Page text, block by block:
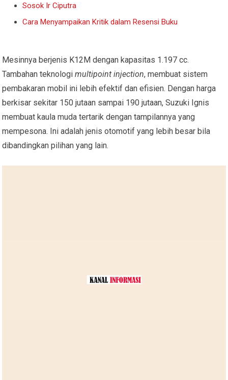
Sosok Ir Ciputra
Cara Menyampaikan Kritik dalam Resensi Buku
Mesinnya berjenis K12M dengan kapasitas 1.197 cc.
Tambahan teknologimultipoint injection, membuat sistem
pembakaran mobil ini lebih efektif dan efisien. Dengan harga
berkisar sekitar 150 jutaan sampai 190 jutaan, Suzuki Ignis
membuat kaula muda tertarik dengan tampilannya yang
mempesona. Ini adalah jenis otomotif yang lebih besar bila
dibandingkan pilihan yang lain.